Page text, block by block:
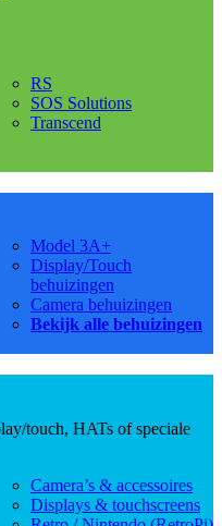
RS
SOS Solutions
Transcend
Model 3A+
Display/Touch
behuizingen
Camera behuizingen
Bekijk alle behuizingen
touch, HATs of speciale
Camera’s & accessoires
Displays & touchscreens